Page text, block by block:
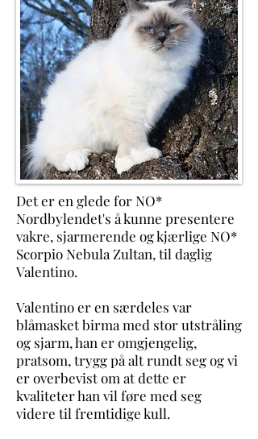
Det er en glede for NO*
Nordbylendet's å kunne presentere
vakre, sjarmerende og kjærlige NO*
Scorpio Nebula Zultan, til daglig
Valentino.
Valentino er en særdeles var
blåmasket birma med stor utstråling
og sjarm, han er omgjengelig,
pratsom, trygg på alt rundt seg og vi
er overbevist om at dette er
kvaliteter han vil føre med seg
videre til fremtidige kull.